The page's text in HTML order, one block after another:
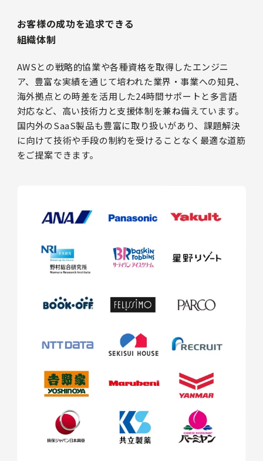
お客様の成功を追求できる
組織体制
AWSとの戦略的協業や各種資格を取得したエンジニ
ア、豊富な実績を通じて培われた業界・事業への知見、
海外拠点との時差を活用した24時間サポートと多言語
対応など、高い技術力と支援体制を兼ね備えています。
国内外のSaaS製品も豊富に取り扱いがあり、課題解決
に向けて技術や手段の制約を受けることなく最適な道筋
をご提案できます。